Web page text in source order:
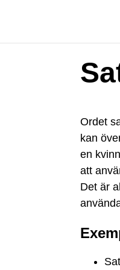
Ordet
kan
en
att
Det är